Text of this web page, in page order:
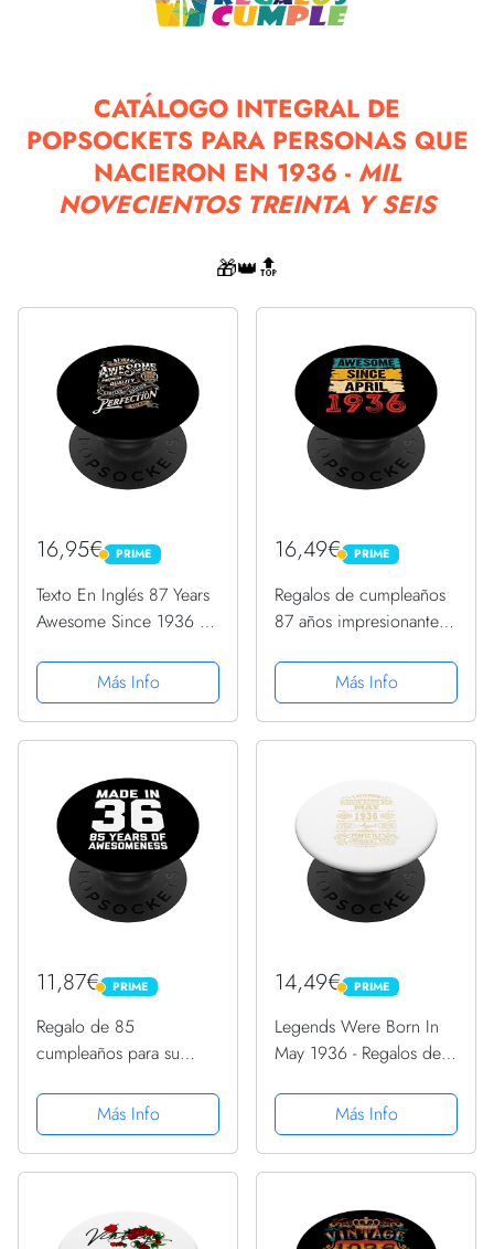
CATÁLOGO INTEGRAL DE
POPSOCKETS PARA PERSONAS QUE
NACIERON EN 1936 - MIL
NOVECIENTOS TREINTA Y SEIS
🎁👑🔝
16,95€ PRIME
PRIME
Texto En Inglés 87 Years
Awesome Since 1936 87
PopGrip Intercambiable
Más Info
16,49€ PRIME
PRIME
Regalos de cumpleaños
87 años impresionantes
PopSockets PopGrip
Intercambiable
Más Info
11,87€ PRIME
PRIME
Regalo de 85
cumpleaños para su
años 1936 PopSockets
PopGrip: Agarre
intercambiable para
Más Info
14,49€ PRIME
PRIME
Legends Were Born In
May 1936 - Regalos de
hombres y mujeres
PopSockets PopGrip
Intercambiable
Más Info